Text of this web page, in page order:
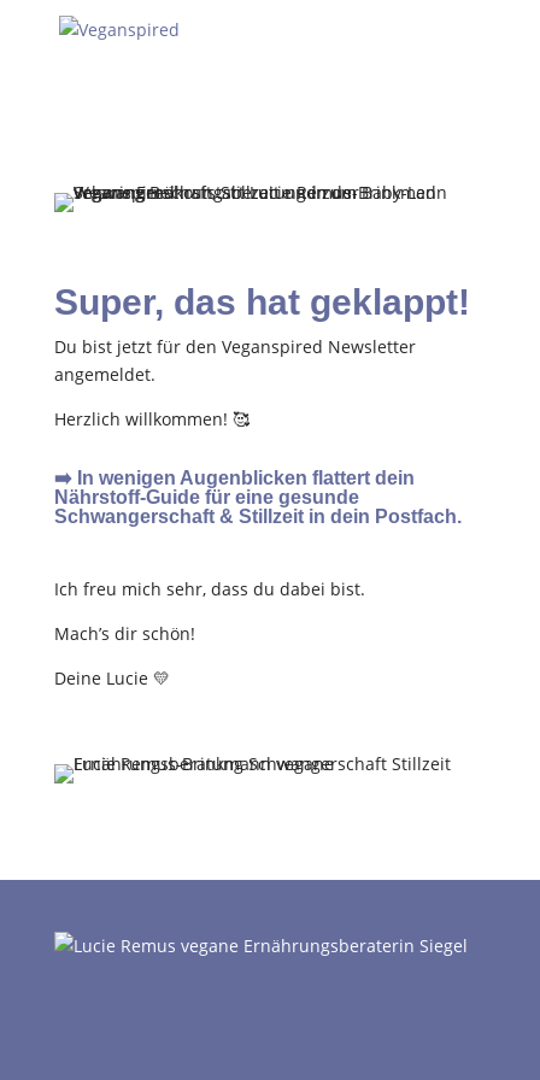
Super, das hat geklappt!
Du bist jetzt für den Veganspired Newsletter
angemeldet.
Herzlich willkommen! 🥰
➡️ In wenigen Augenblicken flattert dein
Nährstoff-Guide für eine gesunde
Schwangerschaft & Stillzeit in dein Postfach.
Ich freu mich sehr, dass du dabei bist.
Mach’s dir schön!
Deine Lucie 💛